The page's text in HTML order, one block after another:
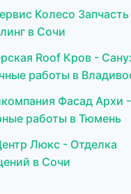
Колесо
в Сочи
Roof Кров -
работы в
Фасад Архи -
работы в Тюмень
Люкс - Отделка
в Сочи